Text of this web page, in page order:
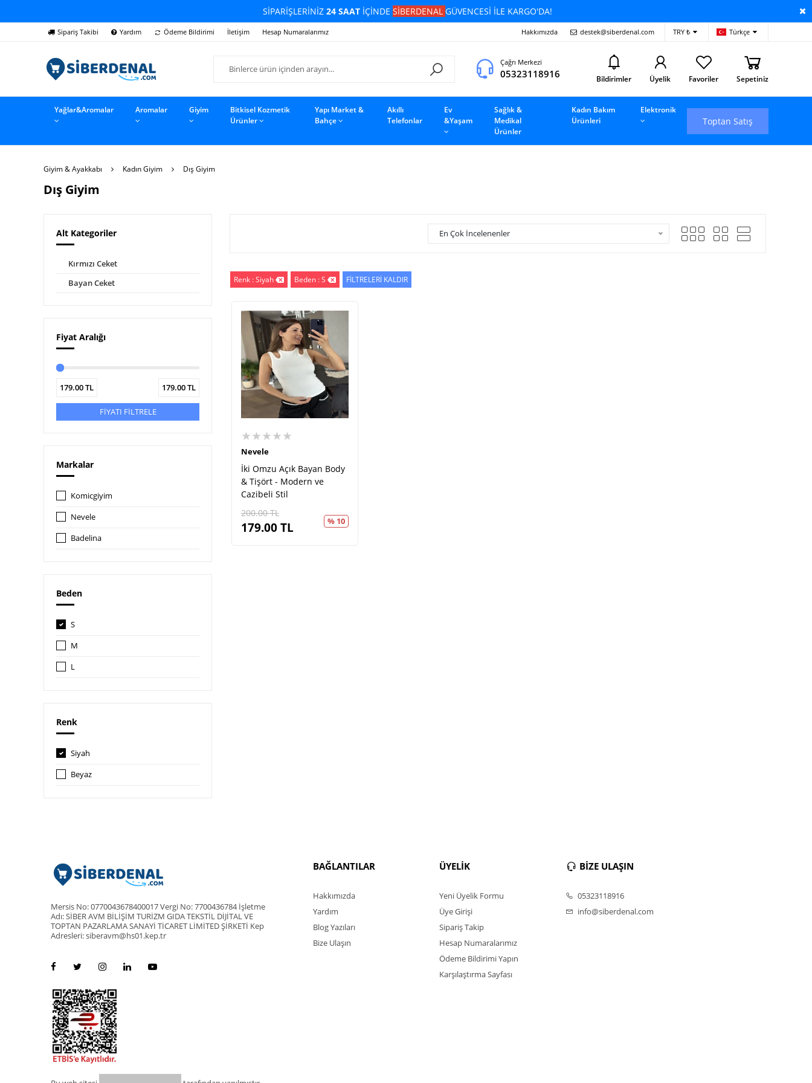
SİPARİŞLERİNİZ 24 SAATİÇİNDE SİBERDENAL GÜVENCESİ İLE KARGO'DA!
Sipariş Takibi Yardım Ödeme Bildirimi İletişim Hesap Numaralarımız Hakkımızda destek@siberdenal.com TRY ₺ Türkçe
Çağrı Merkezi
05323118916 Bildirimler Üyelik Favoriler Sepetiniz
Yağlar&Aromalar Aromalar Giyim
Bitkisel Kozmetik
Ürünler
Yapı Market &
Bahçe
Akıllı
Telefonlar
Ev
&Yaşam
Sağlık &
Medikal
Ürünler
Kadın Bakım
Ürünleri
Elektronik
Toptan Satış
Giyim & Ayakkabı Kadın Giyim Dış Giyim
Dış Giyim
Alt Kategoriler
Kırmızı Ceket
Bayan Ceket
Fiyat Aralığı
179.00TL 179.00TL
FİYATI FİLTRELE
Markalar
Komicgiyim
Nevele
Badelina
Beden
S
M
L
Renk
Siyah
Beyaz
En Çok İncelenenler
Renk : Siyah Beden : S FİLTRELERİ KALDIR
★★★★★
Nevele
İki Omzu Açık Bayan Body
& Tişört - Modern ve
Cazibeli Stil
200.00TL
179.00TL % 10
Mersis No: 0770043678400017 Vergi No: 7700436784 İşletme
Adı: SİBER AVM BİLİŞİM TURİZM GIDA TEKSTİL DİJİTAL VE
TOPTAN PAZARLAMA SANAYİ TİCARET LİMİTED ŞİRKETİ Kep
Adresleri: siberavm@hs01.kep.tr
BAĞLANTILAR
Hakkımızda
Yardım
Blog Yazıları
Bize Ulaşın
ÜYELİK
Yeni Üyelik Formu
Üye Girişi
Sipariş Takip
Hesap Numaralarımız
Ödeme Bildirimi Yapın
Karşılaştırma Sayfası
BİZE ULAŞIN
05323118916
info@siberdenal.com